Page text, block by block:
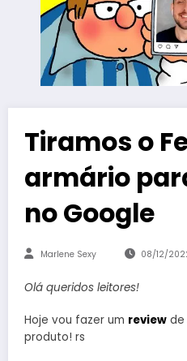
Tiramos o
armário
no Google
Marlene Sexy 08/12/
Olá queridos leitores!
Hoje vou fazer um review de
produto! rs